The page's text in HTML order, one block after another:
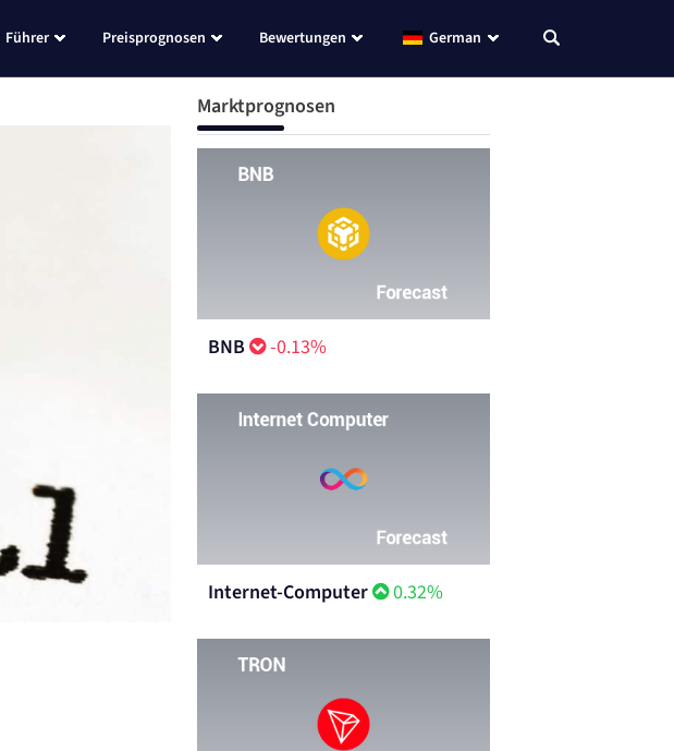
Führer Preisprognosen Bewertungen German
Marktprognosen
BNB -0.13%
Internet-Computer 0.32%